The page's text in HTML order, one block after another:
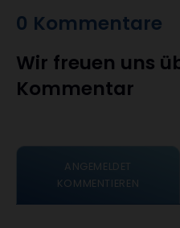
0 Kommentare
Wir freuen uns
Kommentar
ANGEMELDET
KOMMENTIEREN